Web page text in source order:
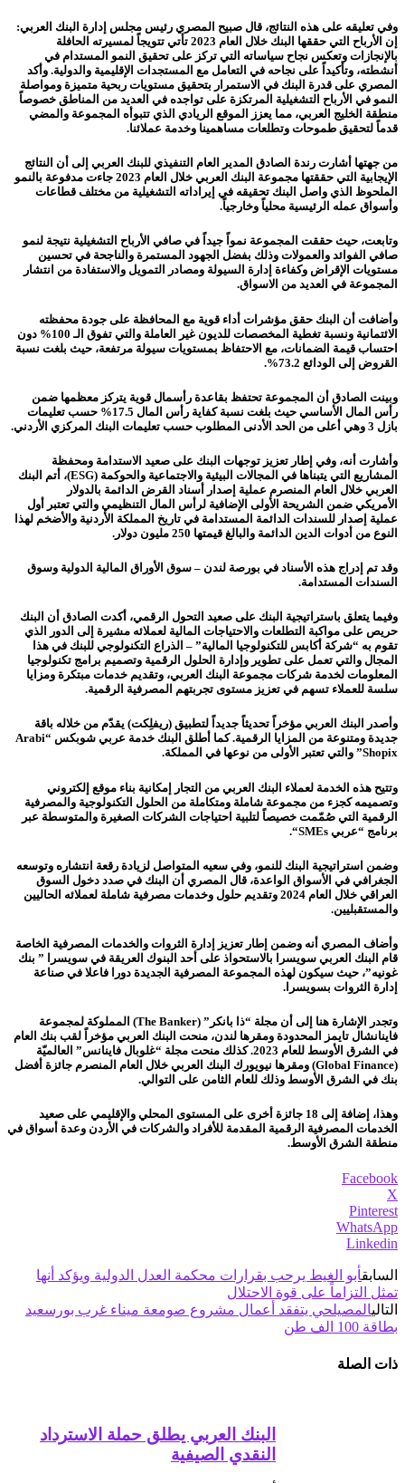
وفي تعليقه على هذه النتائج، قال صبيح المصري رئيس مجلس إدارة البنك العربي:
إن الأرباح التي حققها البنك خلال العام 2023 تأتي تتويجاً لمسيرته الحافلة
بالإنجازات وتعكس نجاح سياساته التي تركز على تحقيق النمو المستدام في
أنشطته، وتأكيداً على نجاحه في التعامل مع المستجدات الإقليمية والدولية. وأكد
المصري على قدرة البنك في الاستمرار بتحقيق مستويات ربحية متميزة ومواصلة
النمو في الأرباح التشغيلية المرتكزة على تواجده في العديد من المناطق خصوصاً
منطقة الخليج العربي، مما يعزز الموقع الريادي الذي تتبوأه المجموعة والمضي
قدماً لتحقيق طموحات وتطلعات مساهمينا وخدمة عملائنا.
من جهتها أشارت رندة الصادق المدير العام التنفيذي للبنك العربي إلى أن النتائج
الإيجابية التي حققتها مجموعة البنك العربي خلال العام 2023 جاءت مدفوعة بالنمو
الملحوظ الذي واصل البنك تحقيقه في إيراداته التشغيلية من مختلف قطاعات
وأسواق عمله الرئيسية محلياً وخارجياً.
وتابعت، حيث حققت المجموعة نمواً جيداً في صافي الأرباح التشغيلية نتيجة لنمو
صافي الفوائد والعمولات وذلك بفضل الجهود المستمرة والناجحة في تحسين
مستويات الإقراض وكفاءة إدارة السيولة ومصادر التمويل والاستفادة من انتشار
المجموعة في العديد من الاسواق.
وأضافت أن البنك حقق مؤشرات أداء قوية مع المحافظة على جودة محفظته
الائتمانية ونسبة تغطية المخصصات للديون غير العاملة والتي تفوق الـ 100% دون
احتساب قيمة الضمانات، مع الاحتفاظ بمستويات سيولة مرتفعة، حيث بلغت نسبة
القروض إلى الودائع 73.2
%.
وبينت الصادق أن المجموعة تحتفظ بقاعدة رأسمال قوية يتركز معظمها ضمن
رأس المال الأساسي حيث بلغت نسبة كفاية رأس المال 17.5% حسب تعليمات
بازل 3 وهي أعلى من الحد الأدنى المطلوب حسب تعليمات البنك المركزي الأردني
.
وأشارت أنه، وفي إطار تعزيز توجهات البنك على صعيد الاستدامة ومحفظة
المشاريع التي يتبناها في المجالات البيئية والاجتماعية والحوكمة (ESG)، أتم البنك
العربي خلال العام المنصرم عملية إصدار أسناد القرض الدائمة بالدولار
الأمريكي ضمن الشريحة الأولى الإضافية لرأس المال التنظيمي والتي تعتبر أول
عملية إصدار للسندات الدائمة المستدامة في تاريخ المملكة الأردنية و الأضخم لهذا
النوع من أدوات الدين الدائمة والبالغ قيمتها 250 مليون دولار.
وقد تم إدراج هذه الأسناد في بورصة لندن – سوق الأوراق المالية الدولية وسوق
السندات المستدامة.
وفيما يتعلق باستراتيجية البنك على صعيد التحول الرقمي، أكدت الصادق أن البنك
حريص على مواكبة التطلعات والاحتياجات المالية لعملائه مشيرة إلى الدور الذي
تقوم به “شركة أكابس للتكنولوجيا المالية” – الذراع التكنولوجي للبنك في هذا
المجال والتي تعمل على تطوير وإدارة الحلول الرقمية وتصميم برامج تكنولوجيا
المعلومات لخدمة شركات مجموعة البنك العربي، وتقديم خدمات مبتكرة ومزايا
سلسة للعملاء تسهم في تعزيز مستوى تجربتهم المصرفية الرقمية.
وأصدر البنك العربي مؤخراً تحديثاً جديداً لتطبيق (ريفلِكت) يقدّم من خلاله باقة
جديدة ومتنوعة من المزايا الرقمية. كما أطلق البنك خدمة عربي شوبكس “Arabi
Shopix” والتي تعتبر الأولى من نوعها في المملكة.
وتتيح هذه الخدمة لعملاء البنك العربي من التجار إمكانية بناء موقع إلكتروني
وتصميمه كجزء من مجموعة شاملة ومتكاملة من الحلول التكنولوجية والمصرفية
الرقمية التي صُمّمت خصيصاً لتلبية احتياجات الشركات الصغيرة والمتوسطة عبر
برنامج “عربي SMEs
“.
وضمن استراتيجية البنك للنمو، وفي سعيه المتواصل لزيادة رقعة انتشاره وتوسعه
الجغرافي في الأسواق الواعدة، قال المصري أن البنك في صدد دخول السوق
العراقي خلال العام 2024 وتقديم حلول وخدمات مصرفية شاملة لعملائه الحاليين
والمستقبليين.
وأضاف المصري أنه وضمن إطار تعزيز إدارة الثروات والخدمات المصرفية الخاصة
قام البنك العربي سويسرا بالاستحواذ على أحد البنوك العريقة في سويسرا ” بنك
غونيه”، حيث سيكون لهذه المجموعة المصرفية الجديدة دورا فاعلا في صناعة
إدارة الثروات بسويسرا.
وتجدر الإشارة هنا إلى أن مجلة “ذا بانكر” (The Banker) المملوكة لمجموعة
فاينانشال تايمز المحدودة ومقرها لندن، منحت البنك العربي مؤخراً لقب بنك العام
في الشرق الأوسط للعام 2023. كذلك
منحت مجلة “غلوبال فاينانس” العالميّة
(
Global Finance) ومقرها نيويورك البنك العربي خلال العام المنصرم جائزة أفضل
بنك في الشرق الأوسط وذلك للعام الثامن على التوالي.
وهذا، إضافة إلى 18 جائزة أخرى على المستوى المحلي والإقليمي على صعيد
الخدمات المصرفية الرقمية المقدمة للأفراد والشركات في الأردن وعدة أسواق في
منطقة الشرق الأوسط.
Facebook
X
Pinterest
WhatsApp
Linkedin
السابقأبو الغيط يرحب بقرارات محكمة العدل الدولية ويؤكد أنها
تمثل التزاماً على قوة الاحتلال
التاليالمصيلحي يتفقد أعمال مشروع صومعة ميناء غرب بورسعيد
بطاقة 100 الف طن
ذات الصلة
البنك العربي يطلق حملة الاسترداد
النقدي الصيفية